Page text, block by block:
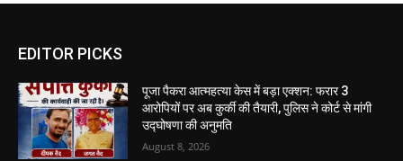
EDITOR PICKS
पूजा पैकरा आत्महत्या केस में बड़ा एक्शन: फरार 3
आरोपियों पर अब कुर्की की तैयारी, पुलिस ने कोर्ट से मांगी
उद्घोषणा की अनुमति
August 8, 2026